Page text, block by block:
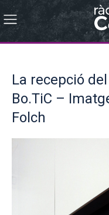
La recepció
Bo.TiC –
Folch